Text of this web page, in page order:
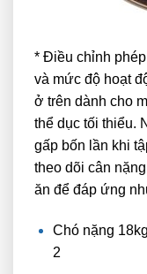
* Điều chỉnh
và mức độ hoạt
ở trên dành cho
thể dục tối thiểu.
gấp bốn lần khi
theo dõi cân
ăn để đáp ứng
Chó nặng
2